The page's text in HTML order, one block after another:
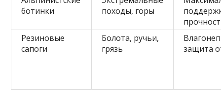
ботинки
походы, горы
Резиновые
сапоги
Болота, ручьи,
грязь
защита